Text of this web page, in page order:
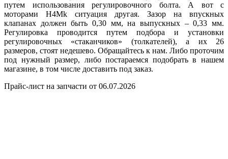
путем использования регулировочного болта. А вот с
моторами H4Mk ситуация другая. Зазор на впускных
клапанах должен быть 0,30 мм, на выпускных – 0,33 мм.
Регулировка проводится путем подбора и установки
регулировочных «стаканчиков» (толкателей), а их 26
размеров, стоят недешево. Обращайтесь к нам. Либо проточим
под нужный размер, либо постараемся подобрать в нашем
магазине, в том числе доставить под заказ.
Прайс-лист на запчасти от 06.07.2026